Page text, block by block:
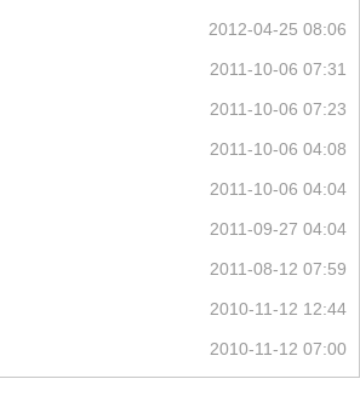
2012-04-25 08:06
2011-10-06 07:31
2011-10-06 07:23
2011-10-06 04:08
2011-10-06 04:04
2011-09-27 04:04
2011-08-12 07:59
2010-11-12 12:44
2010-11-12 07:00